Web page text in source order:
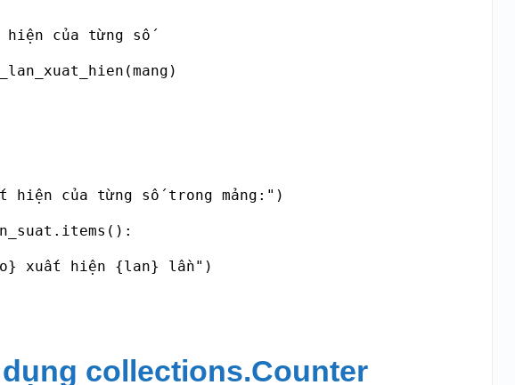
hiện của từng số
hiện của từng số trong mảng:")
xuất hiện {lan} lần")
collections.Counter